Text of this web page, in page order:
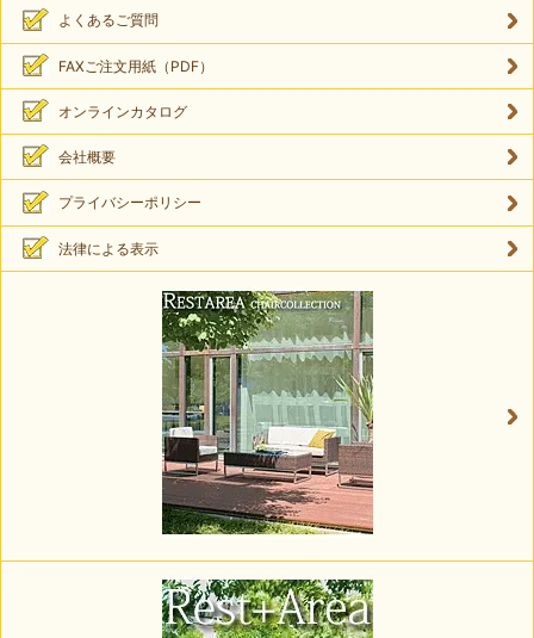
よくあるご質問
FAXご注文用紙（PDF）
オンラインカタログ
会社概要
プライバシーポリシー
法律による表示